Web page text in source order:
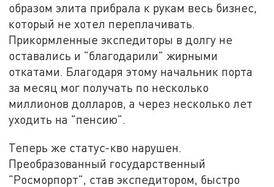
образом элита прибрала к рукам весь бизнес,
который не хотел переплачивать.
Прикормленные экспедиторы в долгу не
оставались и "благодарили" жирными
откатами. Благодаря этому начальник порта
за месяц мог получать по несколько
миллионов долларов, а через несколько лет
уходить на "пенсию".
Теперь же статус-кво нарушен.
Преобразованный государственный
"Росморпорт", став экспедитором, быстро